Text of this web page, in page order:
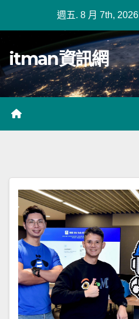
週五. 8 月 7th, 2026
itman資訊網